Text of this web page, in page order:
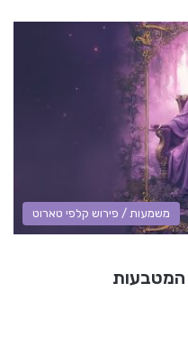
משמעות / פירוש קלפי טארוט